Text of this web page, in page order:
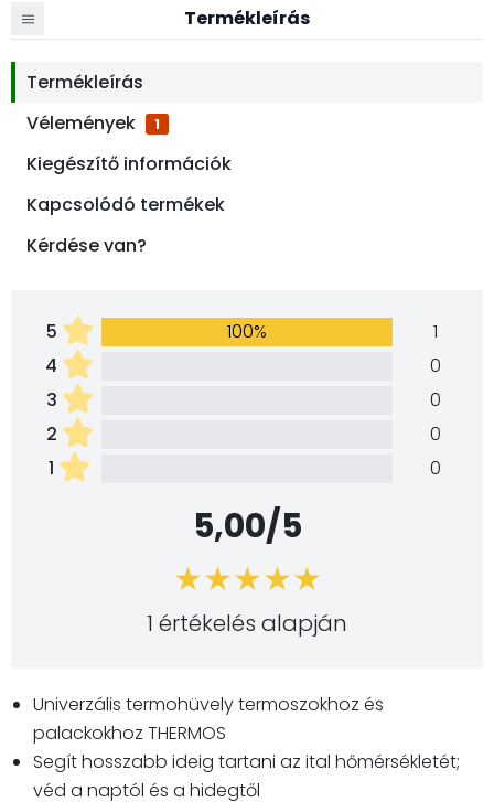
Termékleírás
Termékleírás
Vélemények
1
Kiegészítő információk
Kapcsolódó termékek
Kérdése van?
5 100%
1
4
0
3
0
2
0
1
0
5,00/5
1 értékelés alapján
Univerzális termohüvely termoszokhoz és
palackokhoz THERMOS
Segít hosszabb ideig tartani az ital hőmérsékletét;
véd a naptól és a hidegtől